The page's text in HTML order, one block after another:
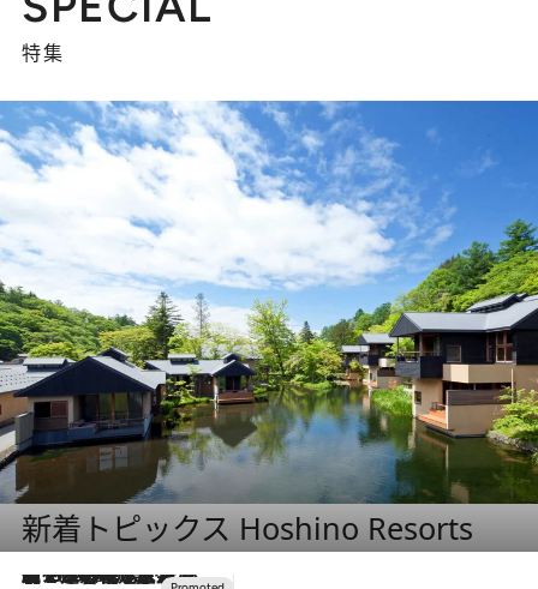
特集
新着トピックス Hoshino Resorts
2026.8.7
【トンボの足水浴】ヒノキの香りに包まれて涼感マックス！約13℃の湧水かけ流しを避暑地「星野温泉 トンボの湯」で体験